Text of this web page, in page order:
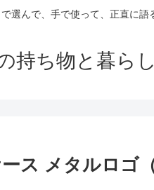
選んで、手で使って、正直に語
持ち物と暮ら
ス メタルロゴ